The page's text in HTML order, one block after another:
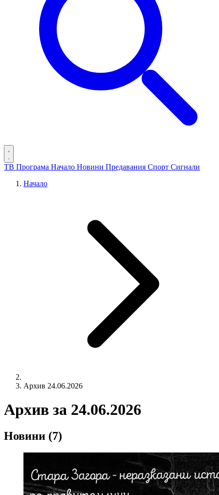
ТВ Програма Начало Новини Предавания Спорт Сигнали
Начало
Архив 24.06.2026
Архив за 24.06.2026
Новини (7)